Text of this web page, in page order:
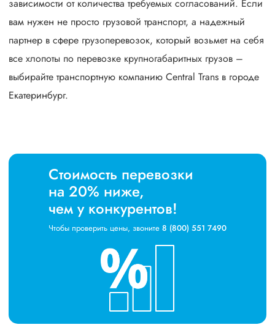
зависимости от количества требуемых согласований. Если
вам нужен не просто грузовой транспорт, а надежный
партнер в сфере грузоперевозок, который возьмет на себя
все хлопоты по перевозке крупногабаритных грузов –
выбирайте транспортную компанию Central Trans в городе
Екатеринбург.
Стоимость перевозки
на 20% ниже,
чем у конкурентов!
Чтобы проверить цены, звоните 8 (800) 551 7490